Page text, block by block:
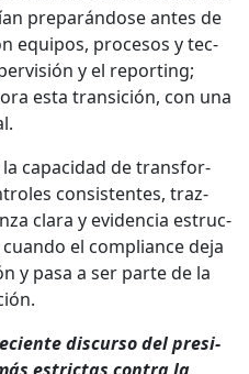
preparán­dose antes de
equipos, pro­ce­sos y tec­
y el report­ing;
esta tran­si­ción, con una
capaci­dad de trans­for­
con­sis­tentes, traz­
clara y evi­den­cia estruc­
el com­pli­ance deja
y pasa a ser parte de la
dis­cur­so del pres­i­
estric­tas con­tra la